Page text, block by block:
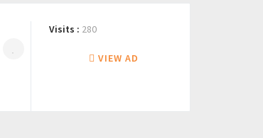
Visits : 280
VIEW AD